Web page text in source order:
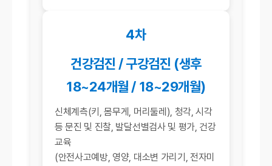
4차
건강검진 / 구강검진 (생후
18~24개월 / 18~29개월)
신체계측(키, 몸무게, 머리둘레), 청각, 시각
등 문진 및 진찰, 발달선별검사 및 평가, 건강
교육
(안전사고예방, 영양, 대소변 가리기, 전자미